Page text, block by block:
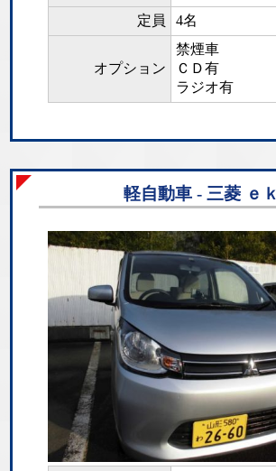
定員
4名
オプション
禁煙車
ＣＤ有
ラジオ有
軽自動車 - 三菱 ｅｋ